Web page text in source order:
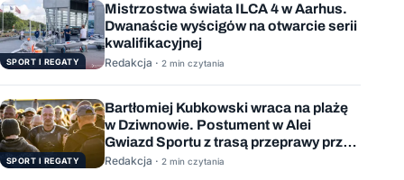
SPORT I REGATY
Mistrzostwa świata ILCA 4 w Aarhus.
Dwanaście wyścigów na otwarcie serii
kwalifikacyjnej
Redakcja · 2 min czytania
SPORT I REGATY
Bartłomiej Kubkowski wraca na plażę
w Dziwnowie. Postument w Alei
Gwiazd Sportu z trasą przeprawy przez
Bałtyk
Redakcja · 2 min czytania